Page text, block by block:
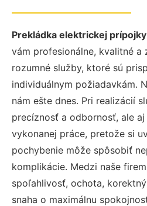
Prekládka elektrickej
vám profesionálne, kvalitné a
rozumné služby, ktoré sú
individuálnym požiadavkám.
nám ešte dnes. Pri realizácií
precíznosť a odbornosť, ale
vykonanej práce, pretože si
pochybenie môže spôsobiť
komplikácie. Medzi naše
spoľahlivosť, ochota,
snaha o maximálnu